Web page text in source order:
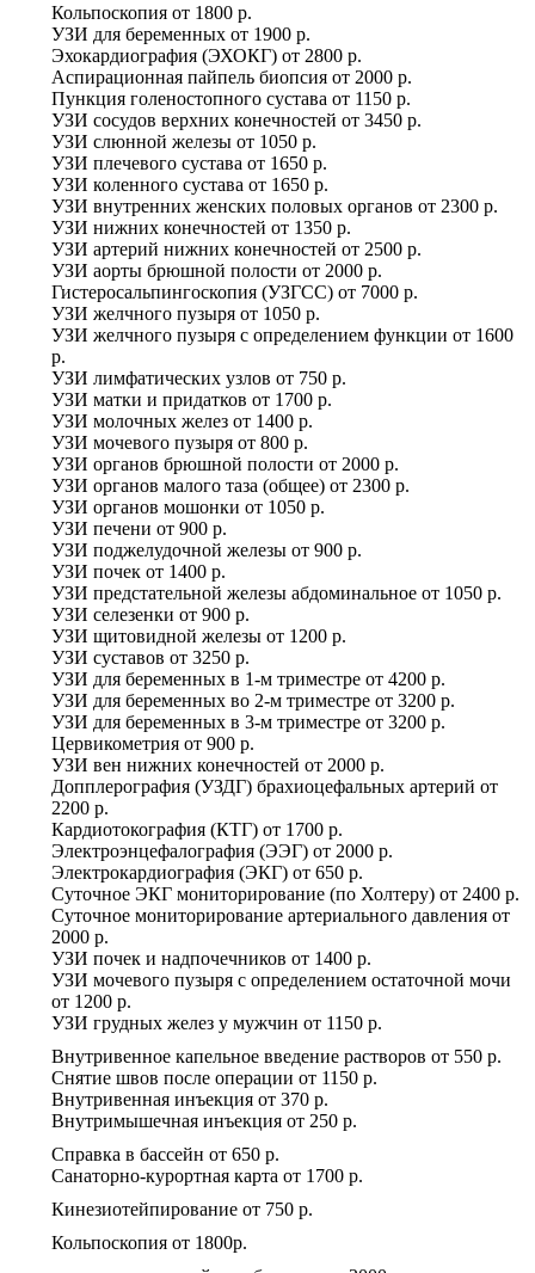
Кольпоскопия от 1800 р.
УЗИ для беременных от 1900 р.
Эхокардиография (ЭХОКГ) от 2800 р.
Аспирационная пайпель биопсия от 2000 р.
Пункция голеностопного сустава от 1150 р.
УЗИ сосудов верхних конечностей от 3450 р.
УЗИ слюнной железы от 1050 р.
УЗИ плечевого сустава от 1650 р.
УЗИ коленного сустава от 1650 р.
УЗИ внутренних женских половых органов от 2300 р.
УЗИ нижних конечностей от 1350 р.
УЗИ артерий нижних конечностей от 2500 р.
УЗИ аорты брюшной полости от 2000 р.
Гистеросальпингоскопия (УЗГСС) от 7000 р.
УЗИ желчного пузыря от 1050 р.
УЗИ желчного пузыря с определением функции от 1600
р.
УЗИ лимфатических узлов от 750 р.
УЗИ матки и придатков от 1700 р.
УЗИ молочных желез от 1400 р.
УЗИ мочевого пузыря от 800 р.
УЗИ органов брюшной полости от 2000 р.
УЗИ органов малого таза (общее) от 2300 р.
УЗИ органов мошонки от 1050 р.
УЗИ печени от 900 р.
УЗИ поджелудочной железы от 900 р.
УЗИ почек от 1400 р.
УЗИ предстательной железы абдоминальное от 1050 р.
УЗИ селезенки от 900 р.
УЗИ щитовидной железы от 1200 р.
УЗИ суставов от 3250 р.
УЗИ для беременных в 1-м триместре от 4200 р.
УЗИ для беременных во 2-м триместре от 3200 р.
УЗИ для беременных в 3-м триместре от 3200 р.
Цервикометрия от 900 р.
УЗИ вен нижних конечностей от 2000 р.
Допплерография (УЗДГ) брахиоцефальных артерий от
2200 р.
Кардиотокография (КТГ) от 1700 р.
Электроэнцефалография (ЭЭГ) от 2000 р.
Электрокардиография (ЭКГ) от 650 р.
Суточное ЭКГ мониторирование (по Холтеру) от 2400 р.
Суточное мониторирование артериального давления от
2000 р.
УЗИ почек и надпочечников от 1400 р.
УЗИ мочевого пузыря с определением остаточной мочи
от 1200 р.
УЗИ грудных желез у мужчин от 1150 р.
Внутривенное капельное введение растворов от 550 р.
Снятие швов после операции от 1150 р.
Внутривенная инъекция от 370 р.
Внутримышечная инъекция от 250 р.
Справка в бассейн от 650 р.
Санаторно-курортная карта от 1700 р.
Кинезиотейпирование от 750 р.
Кольпоскопия от 1800р.